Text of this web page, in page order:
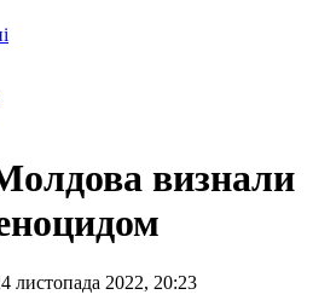
визнали
листопада 2022, 20:23